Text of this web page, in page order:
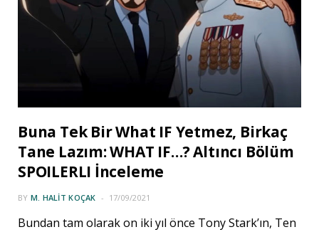
Buna Tek Bir What IF Yetmez, Birkaç
Tane Lazım: WHAT IF…? Altıncı Bölüm
SPOILERLI İnceleme
BY M. HALIT KOÇAK 17/09/2021
Bundan tam olarak on iki yıl önce Tony Stark’ın, Ten